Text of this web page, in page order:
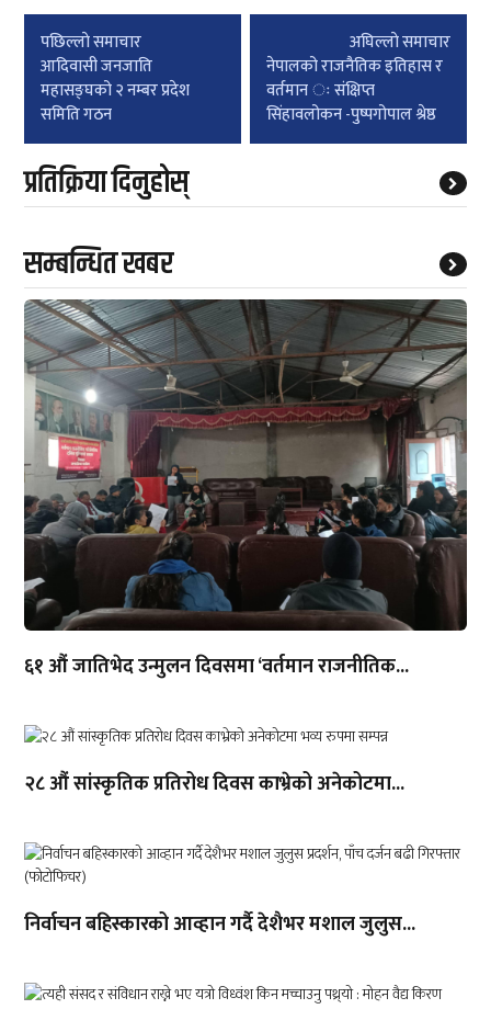
Post
navigation
पछिल्लाे समाचार
आदिवासी जनजाति
महासङ्घको २ नम्बर प्रदेश
समिति गठन
अघिल्लाे समाचार
नेपालको राजनैतिक इतिहास र
वर्तमान ः संक्षिप्त
सिंहावलोकन -पुष्पगोपाल श्रेष्ठ
प्रतिक्रिया दिनुहोस्
सम्बन्धित खबर
६१ औं जातिभेद उन्मुलन दिवसमा ‘वर्तमान राजनीतिक...
२८ औं सांस्कृतिक प्रतिरोध दिवस काभ्रेको अनेकोटमा...
निर्वाचन बहिस्कारको आव्हान गर्दै देशैभर मशाल जुलुस...